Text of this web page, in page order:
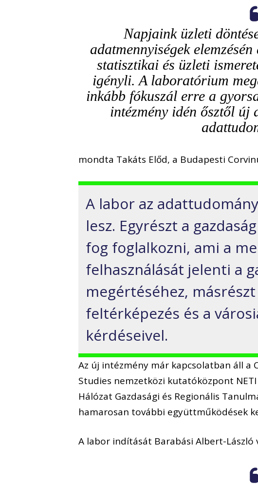
Napjaink üzleti
adatmennyiségek
statisztikai és üzleti
igényli. A laboratórium
inkább fókuszál erre a
intézmény idén ősztől
mondta Takáts Előd, a Budapesti
A labor az
lesz. Egyrészt a
fog foglalkozni, ami a
felhasználását jelenti a
megértéséhez,
feltérképezés és a
kérdéseivel.
Az új intézmény már kapcsolatban áll a
Studies nemzetközi kutatóközpont
Hálózat Gazdasági és Regionális
hamarosan további együttműködések
A labor indítását Barabási Albert-